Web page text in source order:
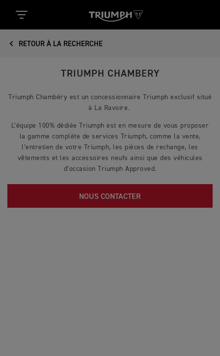
RETOUR À LA RECHERCHE
TRIUMPH CHAMBERY
Triumph Chambéry est un concessionnaire Triumph exclusif situé
à La Ravoire.
L’équipe 100% dédiée Triumph est en mesure de vous proposer
la gamme complète de services Triumph, comme la vente,
l’entretien de votre Triumph, les pièces de rechange, les
vêtements et les accessoires neufs ainsi que des véhicules
d’occasion Triumph Approved.
NOUS CONTACTER